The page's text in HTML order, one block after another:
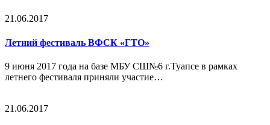
21.06.2017
Летний фестиваль ВФСК «ГТО»
9 июня 2017 года на базе МБУ СШ№6 г.Туапсе в рамках
летнего фестиваля приняли участие…
21.06.2017